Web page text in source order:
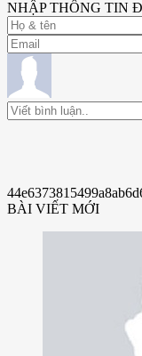
NHẬP THÔNG TIN
BÀI VIẾT MỚI